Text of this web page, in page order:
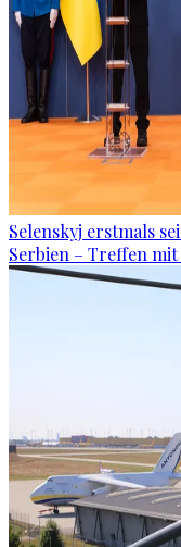
Selenskyj erstmals
Serbien – Treffen mit